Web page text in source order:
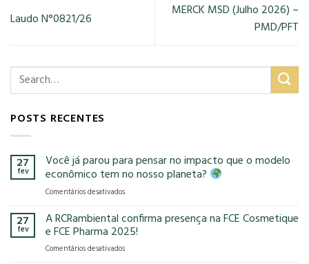
Laudo N°0821/26
MERCK MSD (Julho 2026) –
PMD/PFT
POSTS RECENTES
27
fev
Você já parou para pensar no impacto que o modelo
econômico tem no nosso planeta?
Comentários desativadosem
já
parou
para
pensar
27
fev
A RCRambiental confirma presença na FCE Cosmetique
e FCE Pharma 2025!
Comentários desativadosem